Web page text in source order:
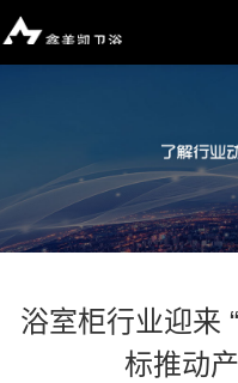
浴室柜行业迎来
标推动